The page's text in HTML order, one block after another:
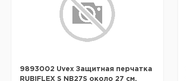
9893002 Uvex Защитная перчатка
RUBIFLEX S NB27S около 27 см,